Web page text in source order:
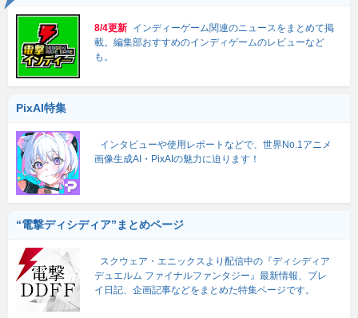
8/4更新 インディーゲーム関連のニュースをまとめて掲
載。編集部おすすめのインディゲームのレビューなど
も。
PixAI特集
インタビューや使用レポートなどで、世界No.1アニメ
画像生成AI・PixAIの魅力に迫ります！
“電撃ディシディア”まとめページ
スクウェア・エニックスより配信中の『ディシディア
デュエルム ファイナルファンタジー』最新情報、プレ
イ日記、企画記事などをまとめた特集ページです。